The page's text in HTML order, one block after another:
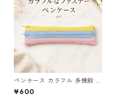
ペンケース カラフル 多機能 筆
箱 ファスナー6本 s10
¥600